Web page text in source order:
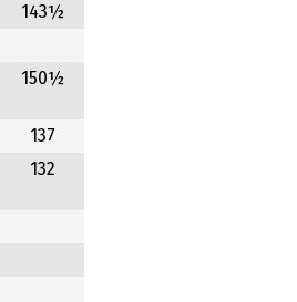
143½
150½
137
132